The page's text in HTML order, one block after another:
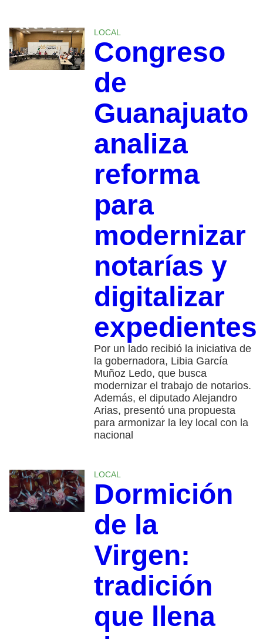
LOCAL
Congreso
de
Guanajuato
analiza
reforma
para
modernizar
notarías y
digitalizar
expedientes
Por un lado recibió la iniciativa de
la gobernadora, Libia García
Muñoz Ledo, que busca
modernizar el trabajo de notarios.
Además, el diputado Alejandro
Arias, presentó una propuesta
para armonizar la ley local con la
nacional
LOCAL
Dormición
de la
Virgen:
tradición
que llena